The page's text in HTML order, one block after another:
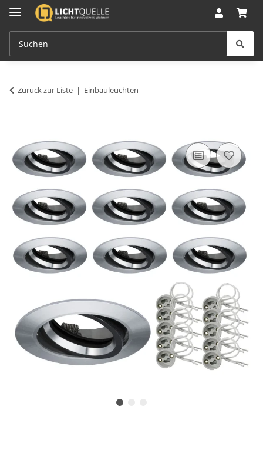
Zurück zur Liste Einbauleuchten